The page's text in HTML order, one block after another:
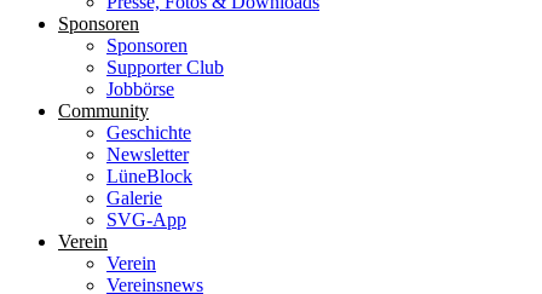
Sponsoren
Sponsoren
Supporter Club
Jobbörse
Community
Geschichte
Newsletter
LüneBlock
Galerie
SVG-App
Verein
Verein
Vereinsnews